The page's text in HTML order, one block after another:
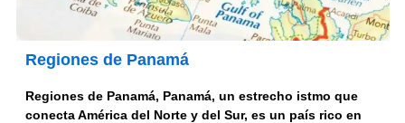
Regiones de Panamá
Regiones de Panamá, Panamá, un estrecho istmo que
conecta América del Norte y del Sur, es un país rico en